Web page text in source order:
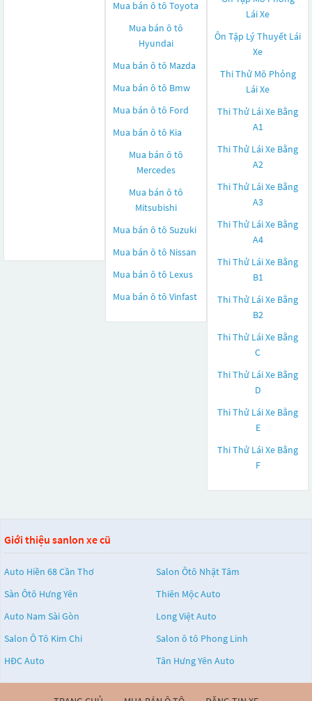
Mua bán ô tô Toyota
Mua bán ô tô
Hyundai
Mua bán ô tô Mazda
Mua bán ô tô Bmw
Mua bán ô tô Ford
Mua bán ô tô Kia
Mua bán ô tô
Mercedes
Mua bán ô tô
Mitsubishi
Mua bán ô tô Suzuki
Mua bán ô tô Nissan
Mua bán ô tô Lexus
Mua bán ô tô Vinfast
Lái Xe
Ôn Tập Lý Thuyết Lái
Xe
Thi Thử Mô Phỏng
Lái Xe
Thi Thử Lái Xe Bằng
A1
Thi Thử Lái Xe Bằng
A2
Thi Thử Lái Xe Bằng
A3
Thi Thử Lái Xe Bằng
A4
Thi Thử Lái Xe Bằng
B1
Thi Thử Lái Xe Bằng
B2
Thi Thử Lái Xe Bằng
C
Thi Thử Lái Xe Bằng
D
Thi Thử Lái Xe Bằng
E
Thi Thử Lái Xe Bằng
F
Giới thiệu sanlon xe cũ
Auto Hiền 68 Cần Thơ
Salon Ôtô Nhật Tâm
Sàn Ôtô Hưng Yên
Thiên Mộc Auto
Auto Nam Sài Gòn
Long Việt Auto
Salon Ô Tô Kim Chi
Salon ô tô Phong Linh
HĐC Auto
Tân Hưng Yên Auto